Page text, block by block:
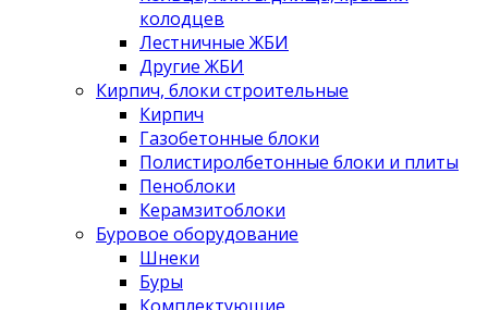
колодцев
Лестничные ЖБИ
Другие ЖБИ
Кирпич, блоки строительные
Кирпич
Газобетонные блоки
Полистиролбетонные блоки и плиты
Пеноблоки
Керамзитоблоки
Буровое оборудование
Шнеки
Буры